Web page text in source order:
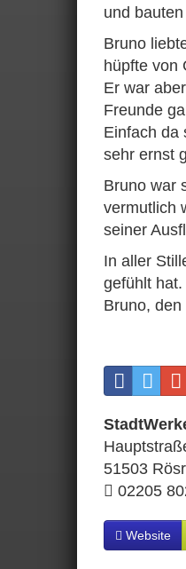
und
Bruno
hüpfte von
Er war
Freunde
Einfach da
sehr ernst
Bruno war
vermutlich
seiner
In aller
gefühlt
Bruno,
51503
02205
Website